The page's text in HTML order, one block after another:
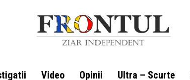
Video Opinii Ultra – Scurte